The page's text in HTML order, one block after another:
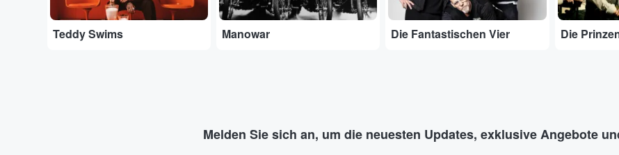
Teddy Swims Manowar Die Fantastischen Vier Die
Melden Sie sich an, um die neuesten Updates, exklusive Angebote